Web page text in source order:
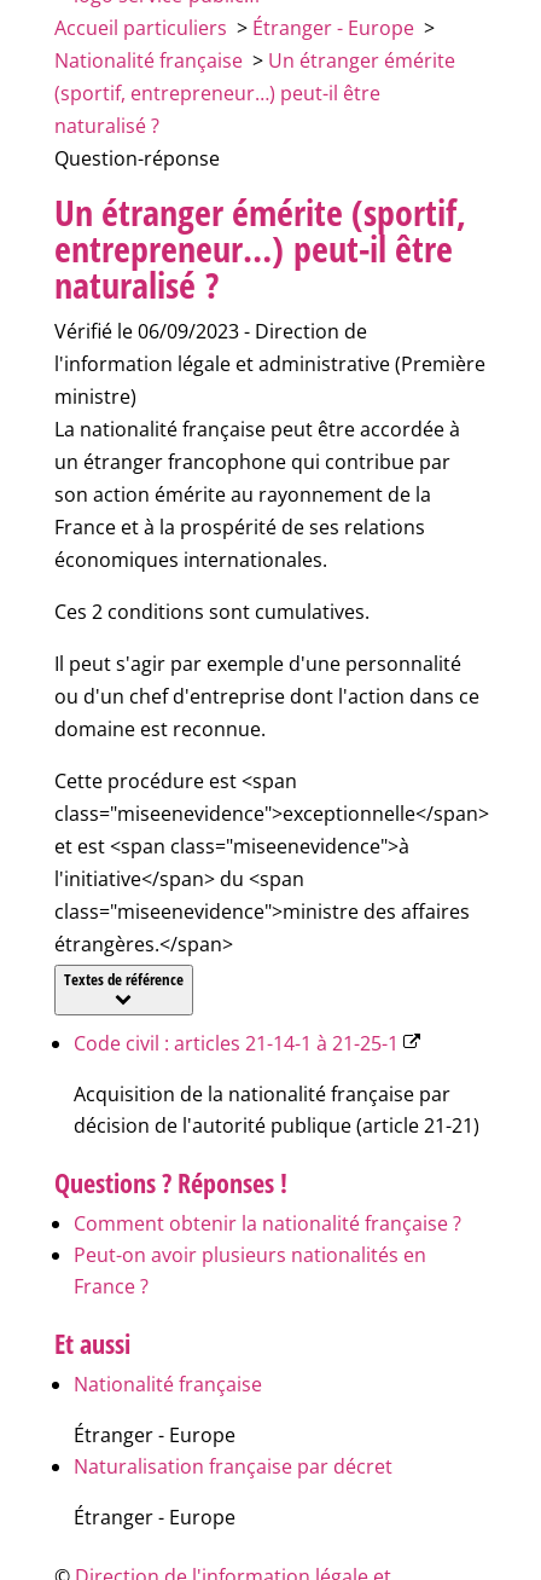
Accueil particuliers > Étranger - Europe >
Nationalité française > Un étranger émérite
(sportif, entrepreneur…) peut-il être
naturalisé ?
Question-réponse
Un étranger émérite (sportif,
entrepreneur…) peut-il être
naturalisé ?
Vérifié le 06/09/2023 - Direction de
l'information légale et administrative (Première
ministre)
La nationalité française peut être accordée à
un étranger francophone qui contribue par
son action émérite au rayonnement de la
France et à la prospérité de ses relations
économiques internationales.
Ces 2 conditions sont cumulatives.
Il peut s'agir par exemple d'une personnalité
ou d'un chef d'entreprise dont l'action dans ce
domaine est reconnue.
Cette procédure est <span
class="miseenevidence">exceptionnelle</span>
et est <span class="miseenevidence">à
l'initiative</span> du <span
class="miseenevidence">ministre des affaires
étrangères.</span>
Textes de référence
Code civil : articles 21-14-1 à 21-25-1
Acquisition de la nationalité française par
décision de l'autorité publique (article 21-21)
Questions ? Réponses !
Comment obtenir la nationalité française ?
Peut-on avoir plusieurs nationalités en
France ?
Et aussi
Nationalité française
Étranger - Europe
Naturalisation française par décret
Étranger - Europe